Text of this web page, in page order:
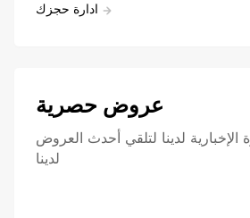
ادارة حجزك
عروض حصرية
لدينا لتلقي أحدث العروض
لدينا